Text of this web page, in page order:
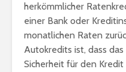
herkömmlicher
einer Bank oder
monatlichen Raten
Autokredits ist, dass
Sicherheit für den